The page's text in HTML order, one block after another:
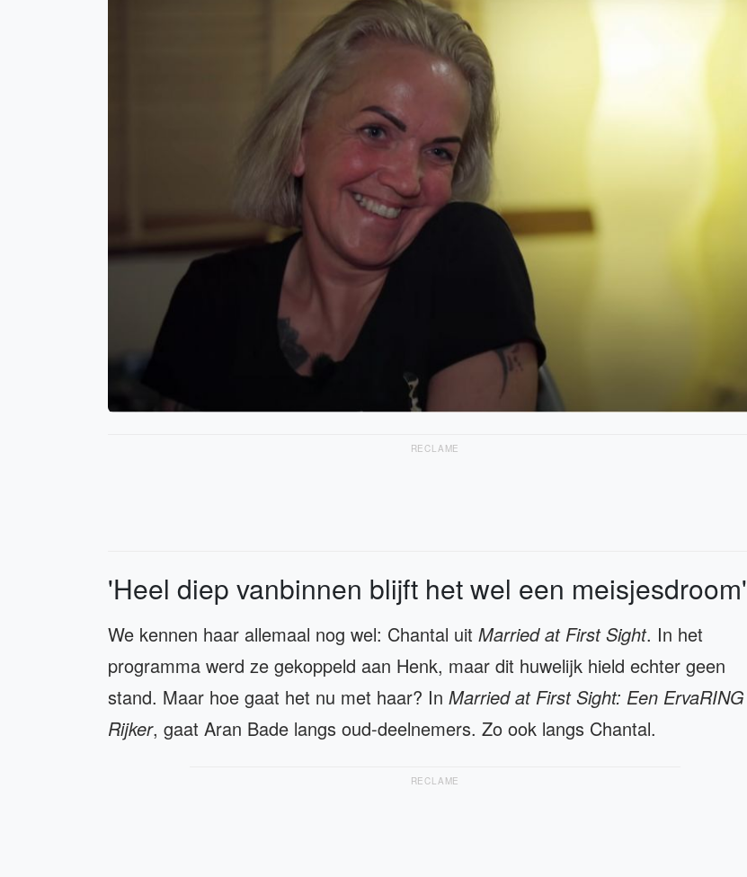
RECLAME
'Heel diep vanbinnen blijft het wel een meisjesdroom'
We kennen haar allemaal nog wel: Chantal uit Married at First Sight. In het
programma werd ze gekoppeld aan Henk, maar dit huwelijk hield echter geen
stand. Maar hoe gaat het nu met haar? In Married at First Sight: Een ErvaRING
Rijker, gaat Aran Bade langs oud-deelnemers. Zo ook langs Chantal.
RECLAME